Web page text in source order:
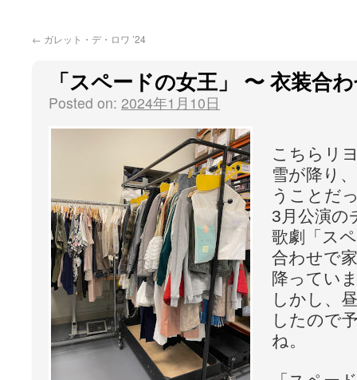
← ガレット・デ・ロワ ’24
「スペードの女王」 〜 衣装合
Posted on: 2024年1月10日
こちらリ
雪が降り
うことだ
3月公演の
歌劇「ス
合わせで
降ってい
しかし、
したので
ね。